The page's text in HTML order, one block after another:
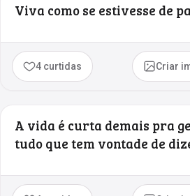
Viva como se estivesse de
4 curtidas Criar
A vida é curta demais pra
tudo que tem vontade de